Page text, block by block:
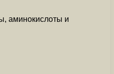
аминокислоты и